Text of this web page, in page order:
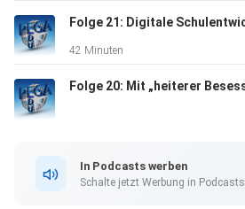
42 Minuten
In Podcasts werben
Schalte jetzt Werbung in Podcasts.